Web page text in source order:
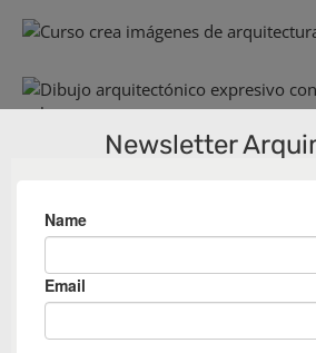
Newsletter